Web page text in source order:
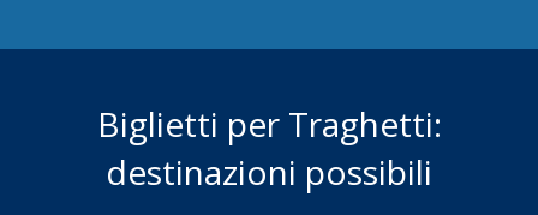
Biglietti per Traghetti:
destinazioni possibili